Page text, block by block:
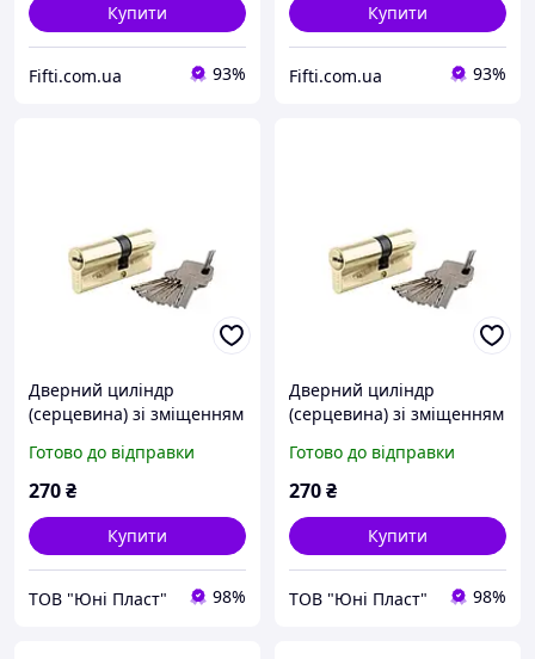
Купити
Fifti.com.ua 93%
Купити
Fifti.com.ua 93%
Дверний циліндр
(серцевина) зі зміщенням
80мм(30х50мм) (ЦИНК) 5
профільних ключів
Готово до відправки
270₴
Купити
ТОВ "Юні Пласт" 98%
Дверний циліндр
(серцевина) зі зміщенням
90мм(40х50мм) (ЦИНК) 5
профільних ключів
Готово до відправки
270₴
Купити
ТОВ "Юні Пласт" 98%